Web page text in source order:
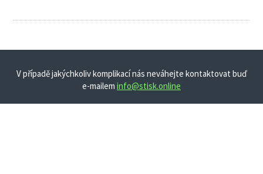
V případě jakýchkoliv komplikací nás neváhejte kontaktovat buď
e-mailem info@stisk.online